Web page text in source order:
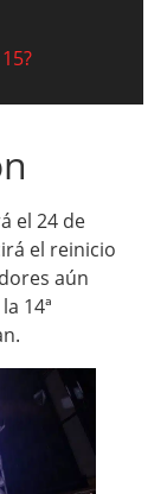
el 24 de
el reinicio
aún
14ª